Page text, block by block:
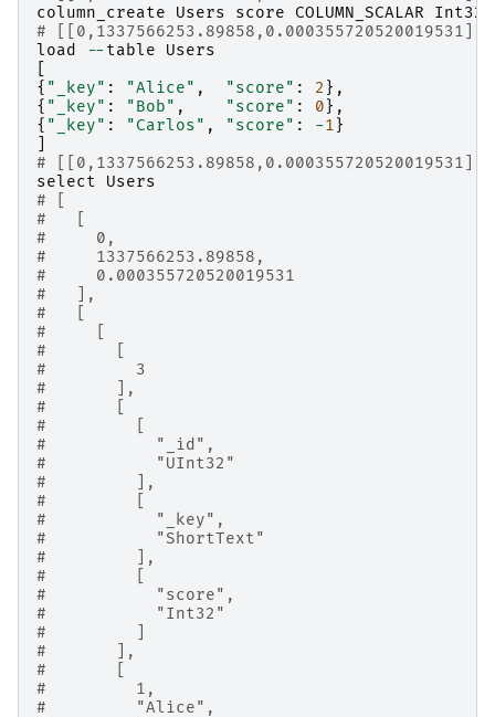
column_create
Users score COLUMN_SCALAR
Int32
#
load
-- table
Users
{ "_key" : "Alice" , "score" : 2 },
{ "_key" : "Bob" , "score" : 0},
{ "_key" : "Carlos" , "score" : -1}
#
select
Users
# [
#   [
#     0,
#     1337566253.89858,
#     0.000355720520019531
#   ],
#   [
#     [
#       [
#         3
#       ],
#       [
#         [
#           "_id",
#           "UInt32"
#         ],
#         [
#           "_key",
#           "ShortText"
#         ],
#         [
#           "score",
#           "Int32"
#         ]
#       ],
#       [
#         1,
#         "Alice",